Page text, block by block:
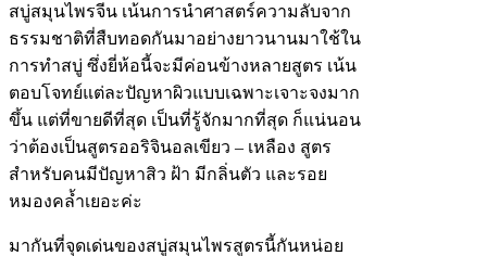
สบู่สมุนไพรจีน เน้นการนำศาสตร์ความลับจาก
ธรรมชาติที่สืบทอดกันมาอย่างยาวนานมาใช้ใน
การทำสบู่ ซึ่งยี่ห้อนี้จะมีค่อนข้างหลายสูตร เน้น
ตอบโจทย์แต่ละปัญหาผิวแบบเฉพาะเจาะจงมาก
ขึ้น แต่ที่ขายดีที่สุด เป็นที่รู้จักมากที่สุด ก็แน่นอน
ว่าต้องเป็นสูตรออริจินอลเขียว – เหลือง สูตร
สำหรับคนมีปัญหาสิว ฝ้า มีกลิ่นตัว และรอย
หมองคล้ำเยอะค่ะ
มากันที่จุดเด่นของสบู่สมุนไพรสูตรนี้กันหน่อย